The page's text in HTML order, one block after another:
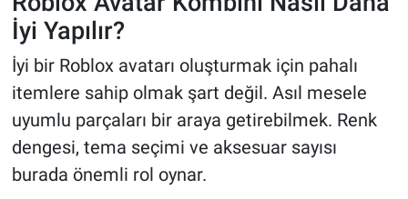
İyi Yapılır?
İyi bir Roblox avatarı oluşturmak için pahalı
itemlere sahip olmak şart değil. Asıl mesele
uyumlu parçaları bir araya getirebilmek. Renk
dengesi, tema seçimi ve aksesuar sayısı
burada önemli rol oynar.